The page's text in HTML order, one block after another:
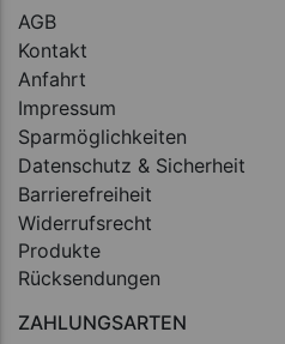
AGB
Kontakt
Anfahrt
Impressum
Sparmöglichkeiten
Datenschutz & Sicherheit
Barrierefreiheit
Widerrufsrecht
Produkte
Rücksendungen
ZAHLUNGSARTEN